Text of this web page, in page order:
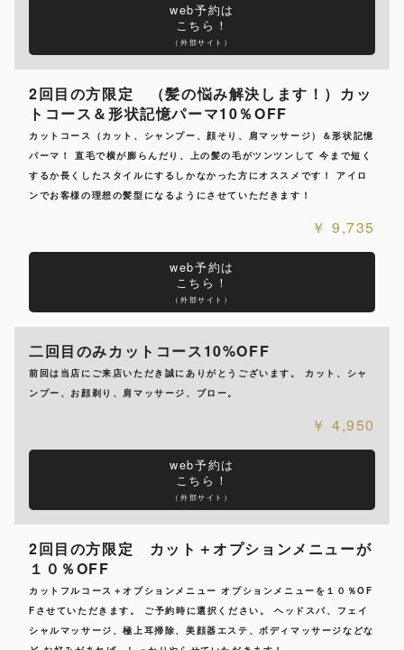
web予約は
こちら！
（外部サイト）
2回目の方限定 （髪の悩み解決します！）カッ
トコース＆形状記憶パーマ10％OFF
カットコース（カット、シャンプー、顔そり、肩マッサージ）＆形状記憶
パーマ！ 直毛で横が膨らんだり、上の髪の毛がツンツンして 今まで短く
するか長くしたスタイルにするしかなかった方にオススメです！ アイロ
ンでお客様の理想の髪型になるようにさせていただきます！
9,735
web予約は
こちら！
（外部サイト）
二回目のみカットコース10%OFF
前回は当店にご来店いただき誠にありがとうございます。 カット、シャ
ンプー、お顔剃り、肩マッサージ、ブロー。
4,950
web予約は
こちら！
（外部サイト）
2回目の方限定 カット＋オプションメニューが
１０％OFF
カットフルコース＋オプションメニュー オプションメニューを１０％OF
Fさせていただきます。 ご予約時に選択ください。 ヘッドスパ、フェイ
シャルマッサージ、極上耳掃除、美顔器エステ、ボディマッサージなどな